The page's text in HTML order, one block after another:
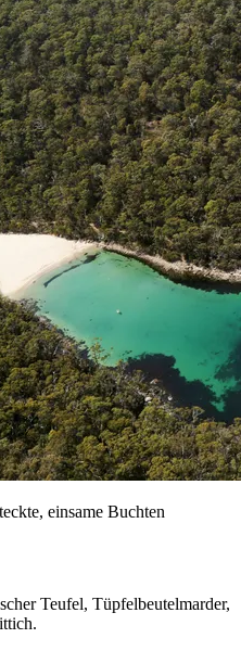
einsame Buchten
Teufel, Tüpfelbeutelmarder,